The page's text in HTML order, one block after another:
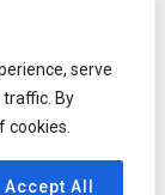
serve
By
cookies.
Accept All